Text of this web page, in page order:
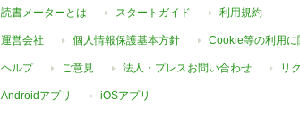
読書メーターとは スタートガイド 利用規約
運営会社 個人情報保護基本方針 Cookie等の利用に
ヘルプ ご意見 法人・プレスお問い合わせ リ
Androidアプリ iOSアプリ